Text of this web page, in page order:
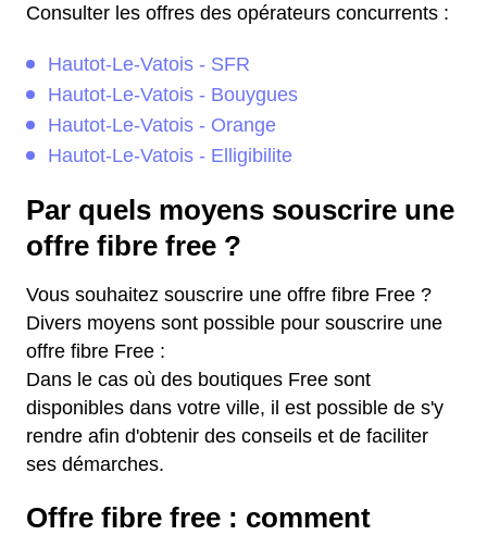
Consulter les offres des opérateurs concurrents :
Hautot-Le-Vatois - SFR
Hautot-Le-Vatois - Bouygues
Hautot-Le-Vatois - Orange
Hautot-Le-Vatois - Elligibilite
Par quels moyens souscrire une
offre fibre free ?
Vous souhaitez souscrire une offre fibre Free ?
Divers moyens sont possible pour souscrire une
offre fibre Free :
Dans le cas où des boutiques Free sont
disponibles dans votre ville, il est possible de s'y
rendre afin d'obtenir des conseils et de faciliter
ses démarches.
Offre fibre free : comment